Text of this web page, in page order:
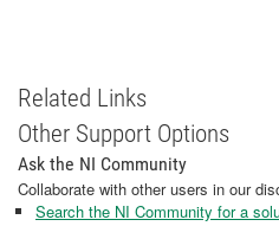
Related Links
Other Support Options
Ask the NI Community
Collaborate with other users in our
Search the NI Community for a